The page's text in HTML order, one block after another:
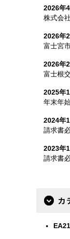
株式会
2026年
富士宮
2026年
富士根
2026年
年末年
2025年
請求書
2024年
請求書
2023年
EA21